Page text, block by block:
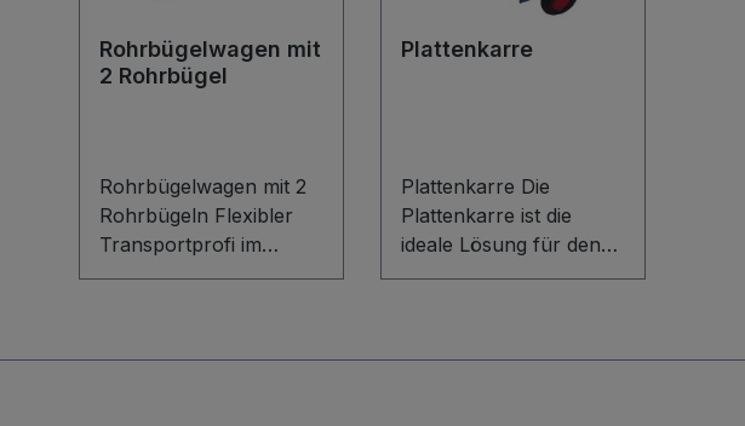
Rohrbügelwagen mit
2 Rohrbügel
Rohrbügelwagen mit 2
Rohrbügeln Flexibler
Transportprofi im
Baukasten-System Der
durch sein Baukasten-
Plattenkarre
Plattenkarre Die
Plattenkarre ist die
ideale Lösung für den
sicheren
Kunststoffplatten. Die